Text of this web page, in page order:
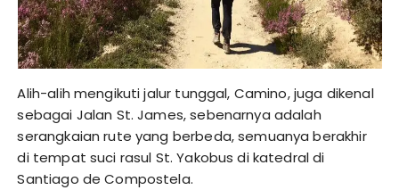
Alih-alih mengikuti jalur tunggal, Camino, juga dikenal
sebagai Jalan St. James, sebenarnya adalah
serangkaian rute yang berbeda, semuanya berakhir
di tempat suci rasul St. Yakobus di katedral di
Santiago de Compostela.